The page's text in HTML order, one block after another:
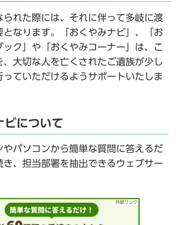
られた際には、それに伴って多岐に渡
となります。「おくやみナビ」、「お
ック」や「おくやみコーナー」は、こ
、大切な人を亡くされたご遺族が少し
っていただけるようサポートいたしま
ビについて
やパソコンから簡単な質問に答えるだ
き、担当部署を抽出できるウェブサー